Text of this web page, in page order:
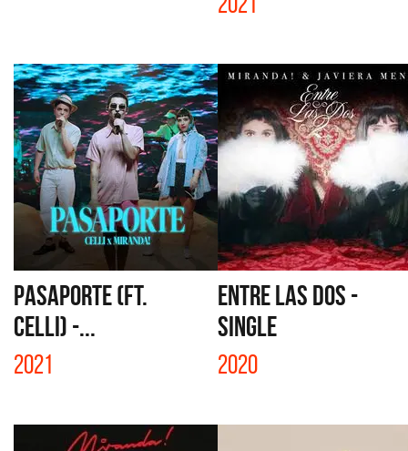
PASAPORTE (FT.
CELLI) -...
2021
ENTRE LAS DOS -
SINGLE
2020